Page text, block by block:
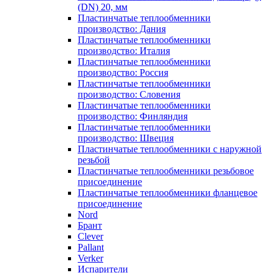
(DN) 20, мм
Пластинчатые теплообменники
производство: Дания
Пластинчатые теплообменники
производство: Италия
Пластинчатые теплообменники
производство: Россия
Пластинчатые теплообменники
производство: Словения
Пластинчатые теплообменники
производство: Финляндия
Пластинчатые теплообменники
производство: Швеция
Пластинчатые теплообменники с наружной
резьбой
Пластинчатые теплообменники резьбовое
присоединение
Пластинчатые теплообменники фланцевое
присоединение
Nord
Брант
Clever
Pallant
Verker
Испарители